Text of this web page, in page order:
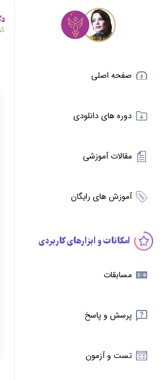
صفحه اصلی
دوره های دانلودی
مقالات آموزشی
آموزش های رایگان
امکانات و ابزارهای کاربردی
مسابقات
پرسش و پاسخ
تست و آزمون